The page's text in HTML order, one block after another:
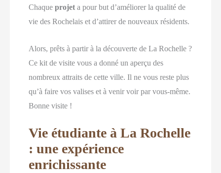
Chaqueprojet a pour but d’améliorer la qualité de
vie des Rochelais et d’attirer de nouveaux résidents.
Alors, prêts à partir à la découverte de La Rochelle ?
Ce kit de visite vous a donné un aperçu des
nombreux attraits de cette ville. Il ne vous reste plus
qu’à faire vos valises et à venir voir par vous-même.
Bonne visite !
Vie étudiante à La Rochelle
: une expérience
enrichissante